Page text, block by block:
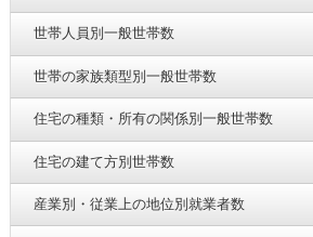
世帯人員別一般世帯数
世帯の家族類型別一般世帯数
住宅の種類・所有の関係別一般世帯数
住宅の建て方別世帯数
産業別・従業上の地位別就業者数